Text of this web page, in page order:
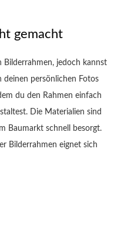
gemacht
Bilderrahmen, jedoch kannst
deinen persönlichen Fotos
du den Rahmen einfach
Die Materialien sind
Baumarkt schnell besorgt.
Bilderrahmen eignet sich